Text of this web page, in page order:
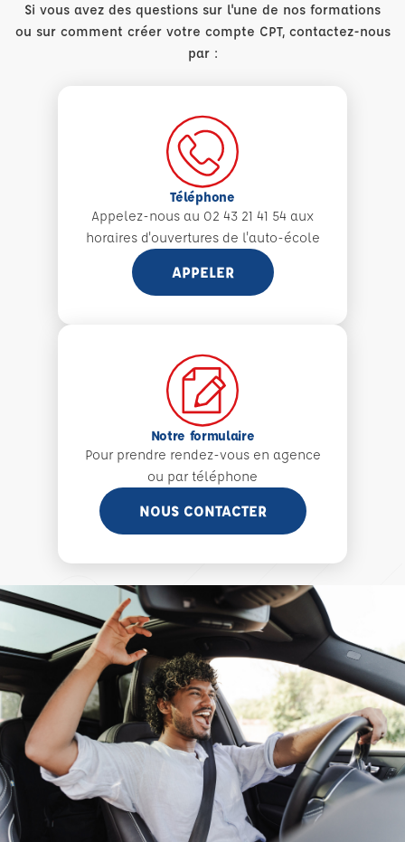
Si vous avez des questions sur l'une de nos formations
ou sur comment créer votre compte CPT, contactez-nous
par :
Téléphone
Appelez-nous au 02 43 21 41 54 aux
horaires d'ouvertures de l'auto-école
APPELER
Notre formulaire
Pour prendre rendez-vous en agence
ou par téléphone
NOUS CONTACTER